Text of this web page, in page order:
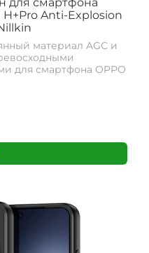
для смартфона
H+Pro Anti-Explosion
материал AGC и
для смартфона OPPO